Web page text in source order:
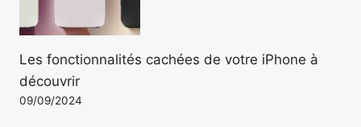
Les fonctionnalités cachées de votre iPhone à
découvrir
09/09/2024